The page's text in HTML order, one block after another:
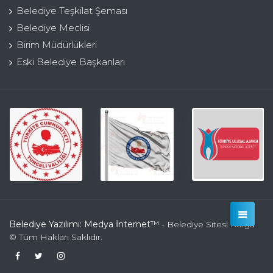
Belediye Teşkilat Şeması
Belediye Meclisi
Birim Müdürlükleri
Eski Belediye Başkanları
Belediye Yazılımı: Medya İnternet™ - Belediye Sitesi Kulga
© Tüm Hakları Saklıdır.